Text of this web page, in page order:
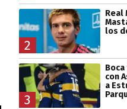
2
Real
los
3
con
a